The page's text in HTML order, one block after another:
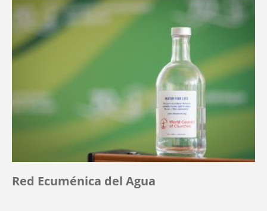
Red Ecuménica del Agua